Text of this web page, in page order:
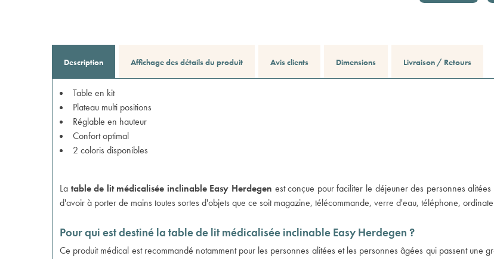
Description Affichage des détails du produit Avis clients Dimensions Livraison / Retours
Table en kit
Plateau multi positions
Réglable en hauteur
Confort optimal
2 coloris disponibles
La table de lit médicalisée inclinable Easy Herdegen est conçue pour faciliter le déjeuner des personnes
d'avoir à porter de mains toutes sortes d'objets que ce soit magazine, télécommande, verre d'eau, téléphone,
Pour qui est destiné la table de lit médicalisée inclinable Easy Herdegen ?
Ce produit médical est recommandé notamment pour les personnes alitées et les personnes âgées qui passent une